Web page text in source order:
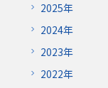
2025年
2024年
2023年
2022年